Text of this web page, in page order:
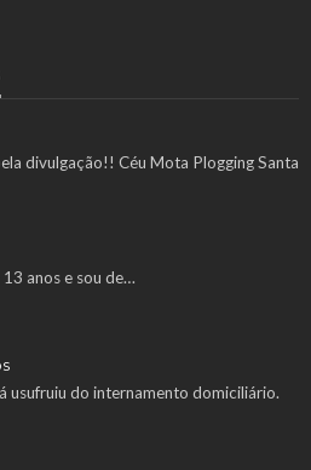
divulgação!! Céu Mota Plogging Santa
13 anos e sou de…
usufruiu do internamento domiciliário.